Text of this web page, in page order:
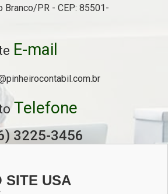
Branco/PR - CEP: 85501-
E-mail
Telefone
3225-3456
SITE USA